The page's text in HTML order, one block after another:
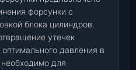
форсунки с
блока цилиндров.
утечек
давления в
для